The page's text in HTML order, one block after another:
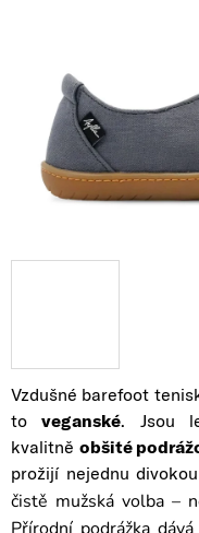
Vzdušné barefoot
toveganské. Jsou
kvalitně obšité
prožijí nejednu
čistě mužská volba –